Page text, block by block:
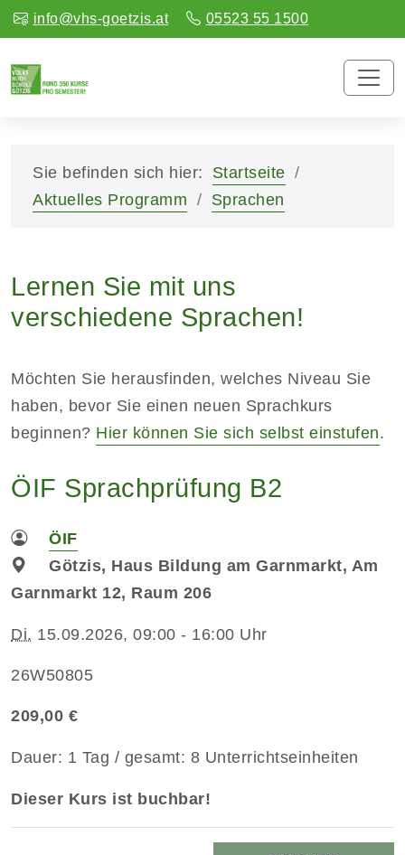
info@vhs-goetzis.at 05523 55 1500
Sie befinden sich hier:
Startseite
Aktuelles Programm
Sprachen
Lernen Sie mit uns
verschiedene Sprachen!
Möchten Sie herausfinden, welches Niveau Sie
haben, bevor Sie einen neuen Sprachkurs
beginnen? Hier können Sie sich selbst einstufen.
ÖIF Sprachprüfung B2
ÖIF
Götzis, Haus Bildung am Garnmarkt, Am
Garnmarkt 12, Raum 206
Di. 15.09.2026, 09:00 - 16:00 Uhr
26W50805
209,00 €
Dauer: 1 Tag / gesamt: 8 Unterrichtseinheiten
Dieser Kurs ist buchbar!